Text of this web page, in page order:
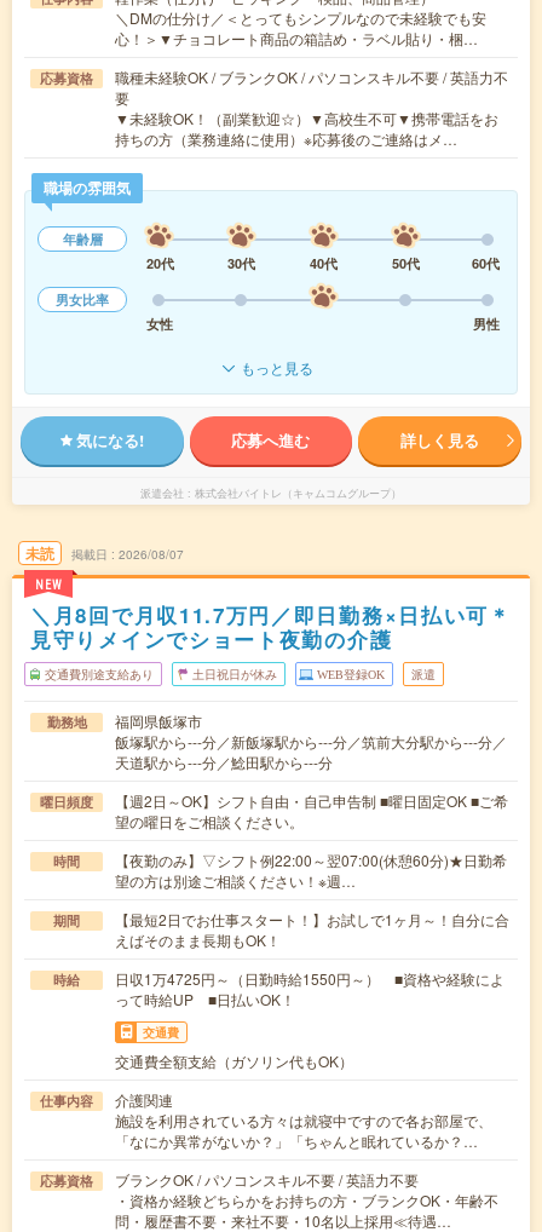
＼DMの仕分け／＜とってもシンプルなので未経験でも安
心！＞▼チョコレート商品の箱詰め・ラベル貼り・梱…
応募資格
職種未経験OK / ブランクOK / パソコンスキル不要 / 英語力不
要
▼未経験OK！（副業歓迎☆）▼高校生不可▼携帯電話をお
持ちの方（業務連絡に使用）※応募後のご連絡はメ…
職場の雰囲気
年齢層
20代
30代 40代 50代
60代
男女比率
女性
男性
もっと見る
気になる! 応募へ進む 詳しく見る
派遣会社 株式会社バイトレ（キャムコムグループ）
未読
NEW
掲載日 2026/08/07
＼月8回で月収11.7万円／即日勤務×日払い可＊
見守りメインでショート夜勤の介護
交通費別途支給あり 土日祝日が休み WEB登録OK 派遣
勤務地
福岡県飯塚市
飯塚駅から---分／新飯塚駅から---分／筑前大分駅から---分／
天道駅から---分／鯰田駅から---分
曜日頻度
【週2日～OK】シフト自由・自己申告制 ■曜日固定OK ■ご希
望の曜日をご相談ください。
時間
【夜勤のみ】▽シフト例22:00～翌07:00(休憩60分)★日勤希
望の方は別途ご相談ください！※週…
期間
【最短2日でお仕事スタート！】お試しで1ヶ月～！自分に合
えばそのまま長期もOK！
時給
日収1万4725円～（日勤時給1550円～） ■資格や経験によ
って時給UP ■日払いOK！
交通費
交通費全額支給（ガソリン代もOK）
仕事内容
介護関連
施設を利用されている方々は就寝中ですので各お部屋で、
「なにか異常がないか？」「ちゃんと眠れているか？…
応募資格
ブランクOK / パソコンスキル不要 / 英語力不要
・資格か経験どちらかをお持ちの方・ブランクOK・年齢不
問・履歴書不要・来社不要・10名以上採用≪待遇…